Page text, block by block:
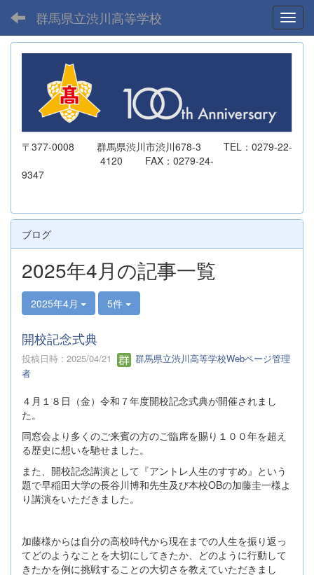
群馬県立渋川高等学校
〒377-0008 群馬県渋川市渋川678-3 TEL：0279-22-
4120 FAX：0279-24-
9347
ブログ
2025年4月の記事一覧
2025年4月 5件
開校記念式典
投稿日時 : 2025/04/21
群馬県立渋川高等学校Webページ管理
者
４月１８日（金）令和７年度開校記念式典が開催されまし
た。
同窓会より多くのご来賓の方のご臨席を賜り１００年を超え
る歴史に想いを馳せました。
また、開校記念講演として『アントレ人生のすすめ』という
題で早稲田大学の長谷川博和先生及び本校OBの加藤圭一様よ
り講演をいただきました。
加藤様からは自分の高校時代から現在までの人生を振り返っ
てどのようなことを大切にしてきたか、どのように行動して
きたかを例に挑戦することの大切さを教えていただきまし